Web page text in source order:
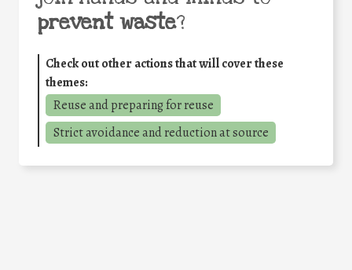
prevent waste?
Check out other actions that will cover these
themes:
Reuse and preparing for reuse
Strict avoidance and reduction at source